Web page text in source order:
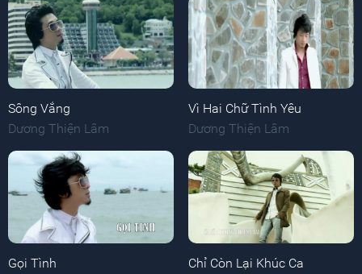
Sông Vắng
Dương Thiện Lâm
Vì Hai Chữ Tình Yêu
Dương Thiện Lâm
Gọi Tình
Chỉ Còn Lại Khúc Ca